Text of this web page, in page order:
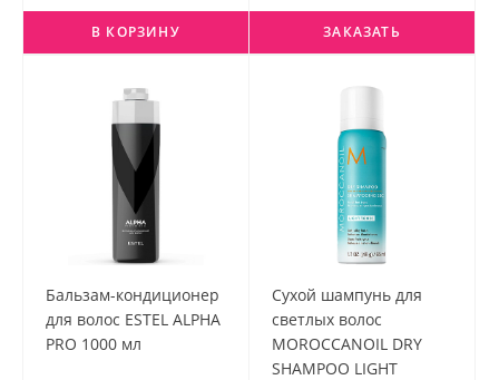
В КОРЗИНУ ЗАКАЗАТЬ
Бальзам-кондиционер
для волос ESTEL ALPHA
PRO 1000 мл
Сухой шампунь для
светлых волос
MOROCCANOIL DRY
SHAMPOO LIGHT